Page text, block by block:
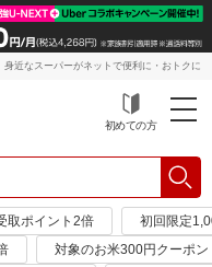
身近なスーパーがネットで便利に・おトクに
初めての方
取ポイント2倍
初回限定
対象のお米300円クーポン